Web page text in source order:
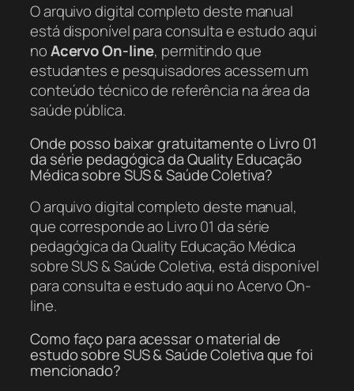
O arquivo digital completo deste manual
está disponível para consulta e estudo aqui
noAcervo On-line, permitindo que
estudantes e pesquisadores acessem um
conteúdo técnico de referência na área da
saúde pública.
Onde posso baixar gratuitamente o Livro 01
da série pedagógica da Quality Educação
Médica sobre SUS & Saúde Coletiva?
O arquivo digital completo deste manual,
que corresponde ao Livro 01 da série
pedagógica da Quality Educação Médica
sobre SUS & Saúde Coletiva, está disponível
para consulta e estudo aqui no Acervo On-
line.
Como faço para acessar o material de
estudo sobre SUS & Saúde Coletiva que foi
mencionado?